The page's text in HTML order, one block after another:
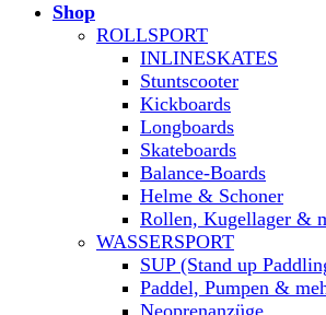
Shop
ROLLSPORT
INLINESKATES
Stuntscooter
Kickboards
Longboards
Skateboards
Balance-Boards
Helme & Schoner
Rollen, Kugellager &
WASSERSPORT
SUP (Stand up
Paddel, Pumpen &
Neoprenanzüge